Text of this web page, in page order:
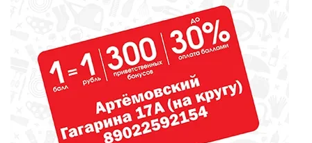
Сосновоборская школа в финале
конкурса школьных музеев
МЕДИЦИНА
От диеты до режима: все о
питании при грудном
вскармливании